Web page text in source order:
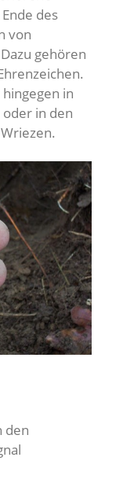
des
von
gehören
in
in den
den